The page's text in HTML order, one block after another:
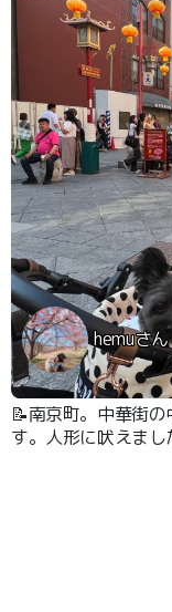
hemuさん
📝南京町。中華街
す。人形に吠えま